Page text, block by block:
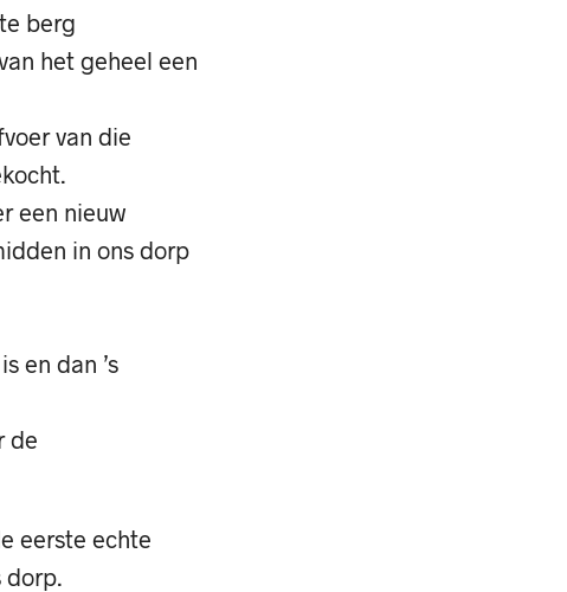
berg
het geheel een
van die
een nieuw
in ons dorp
en dan ’s
de
eerste echte
dorp.